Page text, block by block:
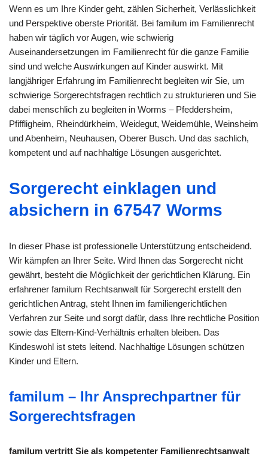
Wenn es um Ihre Kinder geht, zählen Sicherheit, Verlässlichkeit
und Perspektive oberste Priorität. Bei familum im Familienrecht
haben wir täglich vor Augen, wie schwierig
Auseinandersetzungen im Familienrecht für die ganze Familie
sind und welche Auswirkungen auf Kinder auswirkt. Mit
langjähriger Erfahrung im Familienrecht begleiten wir Sie, um
schwierige Sorgerechtsfragen rechtlich zu strukturieren und Sie
dabei menschlich zu begleiten in Worms – Pfeddersheim,
Pfiffligheim, Rheindürkheim, Weidegut, Weidemühle, Weinsheim
und Abenheim, Neuhausen, Oberer Busch. Und das sachlich,
kompetent und auf nachhaltige Lösungen ausgerichtet.
Sorgerecht einklagen und
absichern in 67547 Worms
In dieser Phase ist professionelle Unterstützung entscheidend.
Wir kämpfen an Ihrer Seite. Wird Ihnen das Sorgerecht nicht
gewährt, besteht die Möglichkeit der gerichtlichen Klärung. Ein
erfahrener familum Rechtsanwalt für Sorgerecht erstellt den
gerichtlichen Antrag, steht Ihnen im familiengerichtlichen
Verfahren zur Seite und sorgt dafür, dass Ihre rechtliche Position
sowie das Eltern-Kind-Verhältnis erhalten bleiben. Das
Kindeswohl ist stets leitend. Nachhaltige Lösungen schützen
Kinder und Eltern.
familum – Ihr Ansprechpartner für
Sorgerechtsfragen
familum vertritt Sie als kompetenter Familienrechtsanwalt